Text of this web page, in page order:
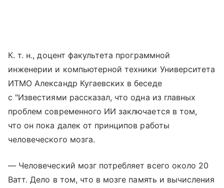
К. т. н., доцент факультета программной
инженерии и компьютерной техники Университета
ИТМО Александр Кугаевских в беседе
с "Известиями рассказал, что одна из главных
проблем современного ИИ заключается в том,
что он пока далек от принципов работы
человеческого мозга.
— Человеческий мозг потребляет всего около 20
Ватт. Дело в том, что в мозге память и вычисления